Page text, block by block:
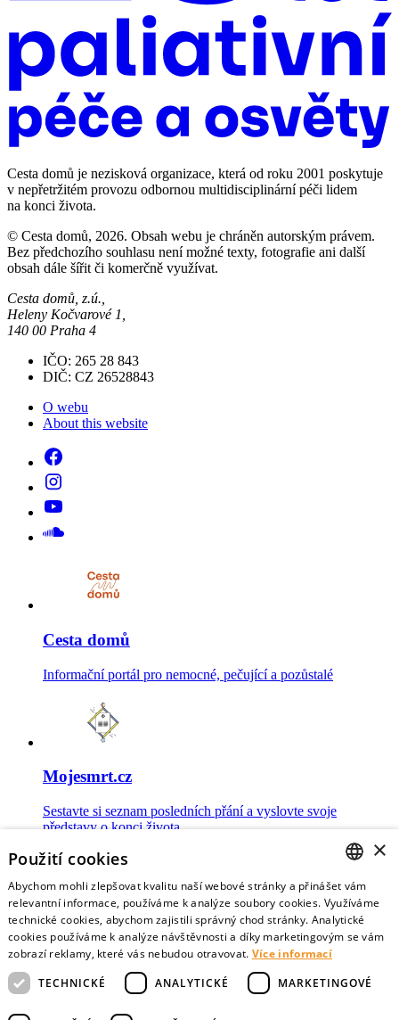
Cesta domů je nezisková organizace, která od roku 2001 poskytuje
v nepřetržitém provozu odbornou multidisciplinární péči lidem
na konci života.
© Cesta domů, 2026. Obsah webu je chráněn autorským právem.
Bez předchozího souhlasu není možné texty, fotografie ani další
obsah dále šířit či komerčně využívat.
Cesta domů, z.ú.,
Heleny Kočvarové 1,
140 00 Praha 4
IČO: 265 28 843
DIČ: CZ 26528843
O webu
About this website
Cesta domů
Informační portál pro nemocné, pečující a pozůstalé
Mojesmrt.cz
Sestavte si seznam posledních přání a vyslovte svoje
představy o konci života
Data o umírání
Nejnovější data o postojích veřejnosti a zdravotníků k umírání
CZECH
ENGLISH
×
Použití cookies
Abychom mohli zlepšovat kvalitu naší webové stránky a přinášet vám
relevantní informace, používáme k analýze soubory cookies. Využíváme
technické cookies, abychom zajistili správný chod stránky. Analytické
cookies používáme k analýze návštěvnosti a díky marketingovým se vám
zobrazí reklamy, které vás nebudou otravovat. Více informací
TECHNICKÉ
ANALYTICKÉ MARKETINGOVÉ